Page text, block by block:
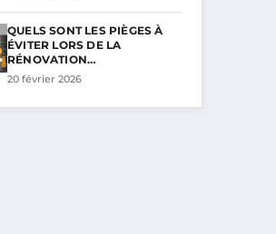
QUELS SONT LES PIÈGES À
ÉVITER LORS DE LA
RÉNOVATION…
20 février 2026